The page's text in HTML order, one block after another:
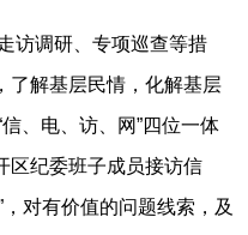
调研、专项巡查等措
了解基层民情，化解基层
、电、访、网”四位一体
区纪委班子成员接访信
对有价值的问题线索，及